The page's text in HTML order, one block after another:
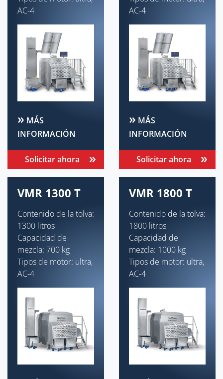
AC-4
MÁS
INFORMACIÓN
Solicitar ahora
AC-4
MÁS
INFORMACIÓN
Solicitar ahora
VMR 1300 T
Contenido de la tolva:
1300 litros
Capacidad de
mezcla: 700 kg
Tipos de motor: ultra,
AC-4
VMR 1800 T
Contenido de la tolva:
1800 litros
Capacidad de
mezcla: 1000 kg
Tipos de motor: ultra,
AC-4